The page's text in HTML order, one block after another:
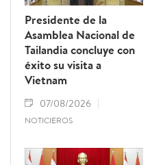
Presidente de la
Asamblea Nacional de
Tailandia concluye con
éxito su visita a
Vietnam
07/08/2026
NOTICIEROS